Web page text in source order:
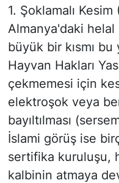
​1. Şoklamalı
​Almanya'daki
büyük bir kısmı
Hayvan Hakları
çekmemesi için
elektroşok veya
bayıltılması
​İslami görüş ise
sertifika kuruluşu,
kalbinin atmaya